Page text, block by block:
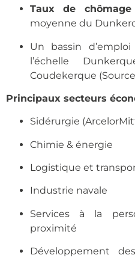
Taux de
moyenne du
Un bassin
l’échelle
Coudekerque
Principaux secteurs
Sidérurgie
Chimie & énergie
Logistique et
Industrie navale
Services à la
proximité
Développement